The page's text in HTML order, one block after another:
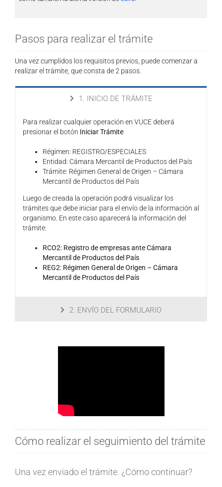
Pasos para realizar el trámite
Una vez cumplidos los requisitos previos, puede comenzar a
realizar el trámite, que consta de 2 pasos.
1. INICIO DE TRÁMITE
Para realizar cualquier operación en VUCE deberá
presionar el botón Iniciar Trámite
Régimen: REGISTRO/ESPECIALES
Entidad: Cámara Mercantil de Productos del País
Trámite: Régimen General de Origen – Cámara
Mercantil de Productos del País
Luego de creada la operación podrá visualizar los
trámites que debe iniciar para el envío de la información al
organismo. En este caso aparecerá la información del
trámite:
RCO2: Registro de empresas ante Cámara
Mercantil de Productos del País
REG2: Régimen General de Origen – Cámara
Mercantil de Productos del País
2. ENVÍO DEL FORMULARIO
Cómo realizar el seguimiento del trámite
Una vez enviado el trámite. ¿Cómo continuar?